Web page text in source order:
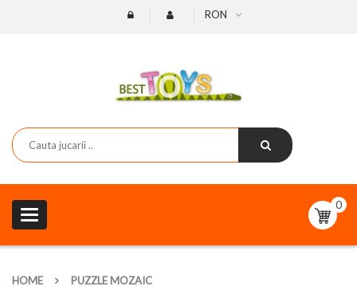
RON
Toggle
navigation
0
HOME PUZZLE MOZAIC